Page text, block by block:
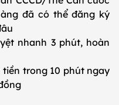
đã có thể đăng ký
nhanh 3 phút, hoàn
tiền trong 10 phút ngay